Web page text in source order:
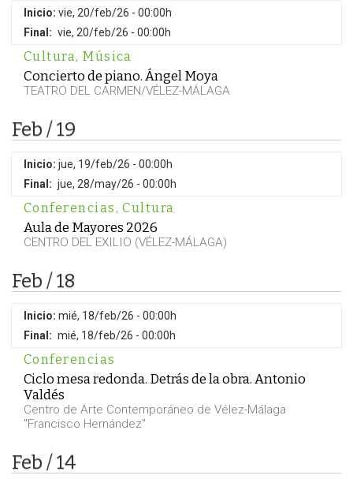
Inicio: vie, 20/feb/26 - 00:00h
Final: vie, 20/feb/26 - 00:00h
Cultura, Música
Concierto de piano. Ángel Moya
TEATRO DEL CARMEN/VÉLEZ-MÁLAGA
Feb / 19
Inicio: jue, 19/feb/26 - 00:00h
Final: jue, 28/may/26 - 00:00h
Conferencias, Cultura
Aula de Mayores 2026
CENTRO DEL EXILIO (VÉLEZ-MÁLAGA)
Feb / 18
Inicio: mié, 18/feb/26 - 00:00h
Final: mié, 18/feb/26 - 00:00h
Conferencias
Ciclo mesa redonda. Detrás de la obra. Antonio
Valdés
Centro de Arte Contemporáneo de Vélez-Málaga
"Francisco Hernández"
Feb / 14